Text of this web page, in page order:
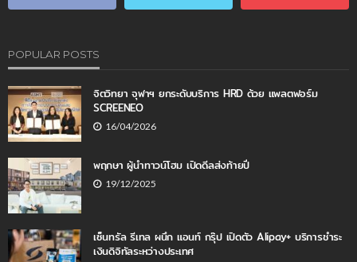
POPULAR POSTS
จิตวิทยา จุฬาฯ ยกระดับบริการ HRD ด้วย แพลตฟอร์ม
SCREENEO
16/04/2026
พฤกษา ผู้นำทาวน์โฮม เปิดดีลส่งท้ายปี
19/12/2025
เซ็นทรัล รีเทล ผนึก แอนท์ กรุ๊ป เปิดตัว Alipay+ บริการชำระ
เงินดิจิทัลระหว่างประเทศ